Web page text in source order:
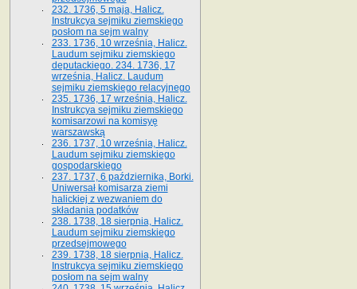
232. 1736, 5 maja, Halicz.
Instrukcya sejmiku ziemskiego
posłom na sejm walny
233. 1736, 10 września, Halicz.
Laudum sejmiku ziemskiego
deputackiego. 234. 1736, 17
września, Halicz. Laudum
sejmiku ziemskiego relacyjnego
235. 1736, 17 września, Halicz.
Instrukcya sejmiku ziemskiego
komisarzowi na komisyę
warszawską
236. 1737, 10 września, Halicz.
Laudum sejmiku ziemskiego
gospodarskiego
237. 1737, 6 października, Borki.
Uniwersał komisarza ziemi
halickiej z wezwaniem do
składania podatków
238. 1738, 18 sierpnia, Halicz.
Laudum sejmiku ziemskiego
przedsejmowego
239. 1738, 18 sierpnia, Halicz.
Instrukcya sejmiku ziemskiego
posłom na sejm walny